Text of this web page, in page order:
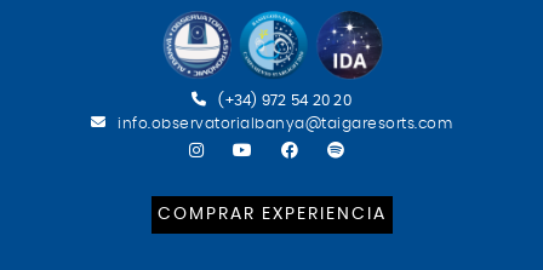
(+34) 972 54 20 20
info.observatorialbanya@taigaresorts.com
COMPRAR EXPERIENCIA